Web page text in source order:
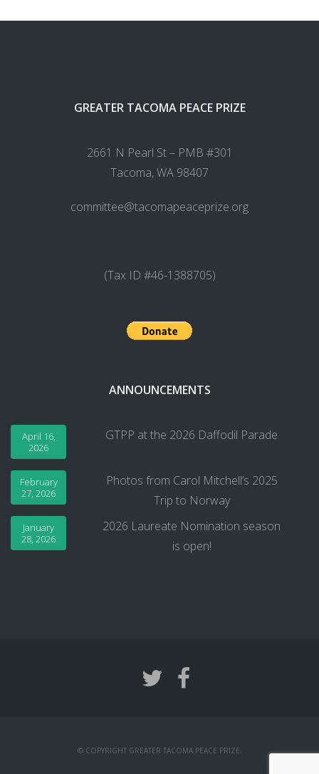
GREATER TACOMA PEACE PRIZE
2661 N Pearl St – PMB #301
Tacoma, WA 98407
committee@tacomapeaceprize.org
(Tax ID #46-1388705)
ANNOUNCEMENTS
GTPP at the 2026 Daffodil Parade
April 16,
2026
Photos from Carol Mitchell’s 2025
Trip to Norway
February
27, 2026
2026 Laureate Nomination season
is open!
January
28, 2026
© COPYRIGHT GREATER TACOMA PEACE PRIZE.